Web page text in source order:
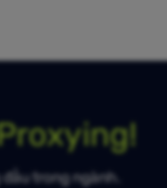
trong ngành.